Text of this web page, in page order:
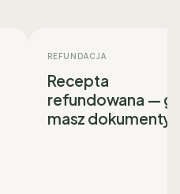
REFUNDACJA
Recepta
refundowana —
masz dokumenty